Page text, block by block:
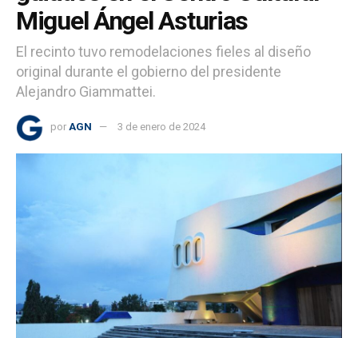
Miguel Ángel Asturias
El recinto tuvo remodelaciones fieles al diseño
original durante el gobierno del presidente
Alejandro Giammattei.
por AGN 3 de enero de 2024